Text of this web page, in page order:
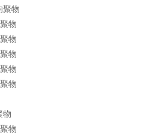
聚物
物
物
物
物
物
物
物